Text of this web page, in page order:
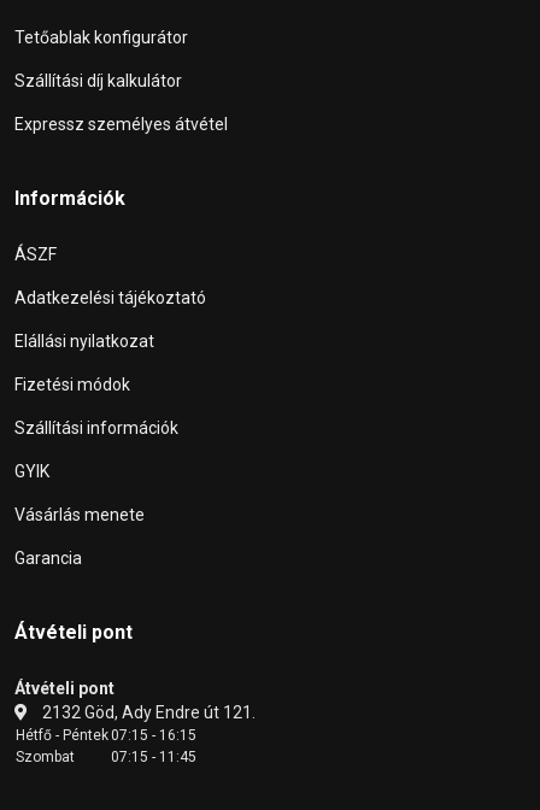
Tetőablak konfigurátor
Szállítási díj kalkulátor
Expressz személyes átvétel
Információk
ÁSZF
Adatkezelési tájékoztató
Elállási nyilatkozat
Fizetési módok
Szállítási információk
GYIK
Vásárlás menete
Garancia
Átvételi pont
Átvételi pont
2132 Göd, Ady Endre út 121.
Hétfő - Péntek07:15 - 16:15
Szombat
07:15 - 11:45